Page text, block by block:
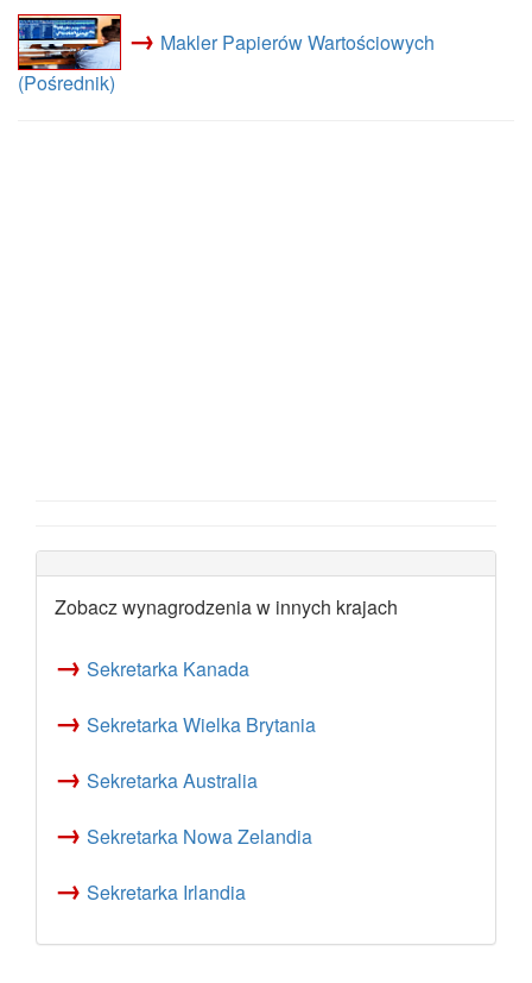
→ Makler Papierów Wartościowych
(Pośrednik)
Zobacz wynagrodzenia w innych krajach
→ Sekretarka Kanada
→ Sekretarka Wielka Brytania
→ Sekretarka Australia
→ Sekretarka Nowa Zelandia
→ Sekretarka Irlandia